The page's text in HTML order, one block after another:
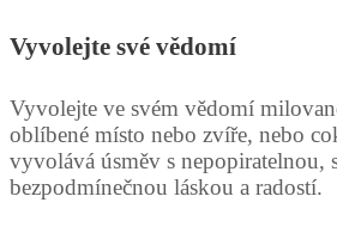
Vyvolejte své vědomí
Vyvolejte ve svém vědomí
oblíbené místo nebo zvíře, nebo
vyvolává úsměv s nepopiratelnou,
bezpodmínečnou láskou a radostí.